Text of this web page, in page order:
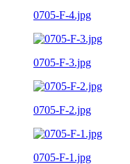
0705-F-4.jpg
0705-F-3.jpg
0705-F-2.jpg
0705-F-1.jpg